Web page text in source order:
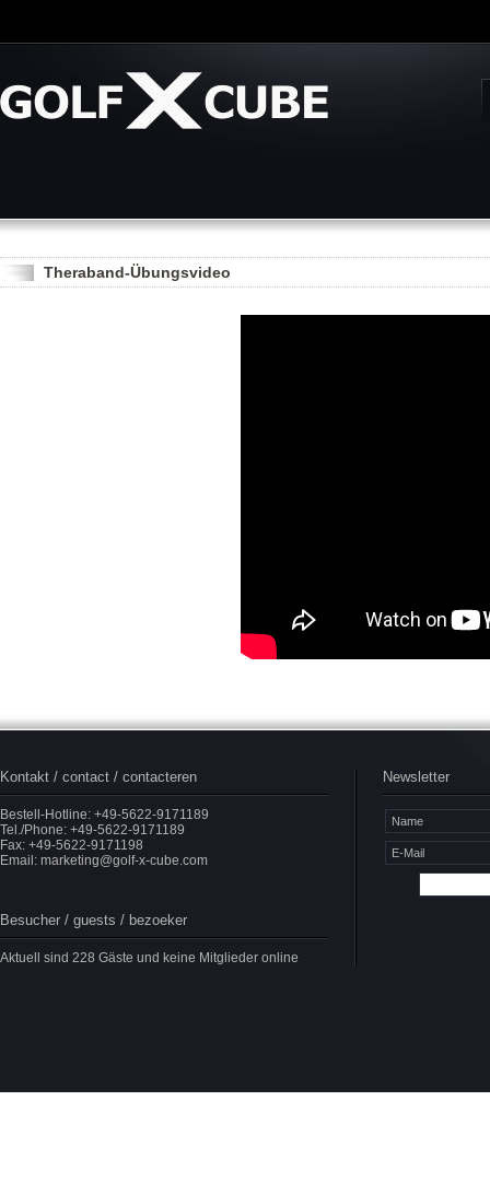
Theraband-Übungsvideo
Kontakt / contact / contacteren
Bestell-Hotline: +49-5622-9171189
Tel./Phone: +49-5622-9171189
Fax: +49-5622-9171198
Email: marketing@golf-x-cube.com
Besucher / guests / bezoeker
Aktuell sind 228 Gäste und keine Mitglieder online
Newsletter